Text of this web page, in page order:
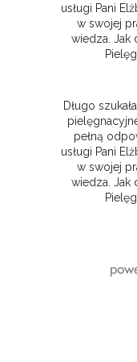
usługi Pani
w swojej
wiedza. Jak
Długo
pełną
usługi Pani
w swojej
wiedza. Jak